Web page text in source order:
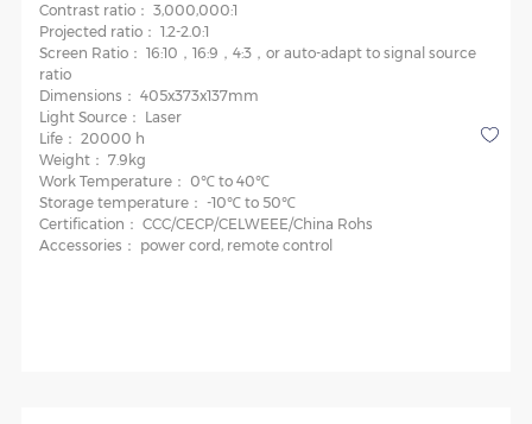
Contrast ratio： 3,000,000:1
Projected ratio： 1.2-2.0:1
Screen Ratio： 16:10，16:9，4:3，or auto-adapt to signal source
ratio
Dimensions： 405x373x137mm
Light Source： Laser
Life： 20000 h
Weight： 7.9kg
Work Temperature： 0℃ to 40℃
Storage temperature： -10℃ to 50℃
Certification： CCC/CECP/CELWEEE/China Rohs
Accessories： power cord, remote control